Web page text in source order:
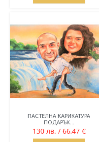
ПАСТЕЛНА КАРИКАТУРА
ПОДАРЪК...
130 лв. / 66,47 €